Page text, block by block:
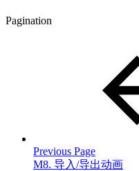
Pagination
Previous Page
M8. 导入/导出动画